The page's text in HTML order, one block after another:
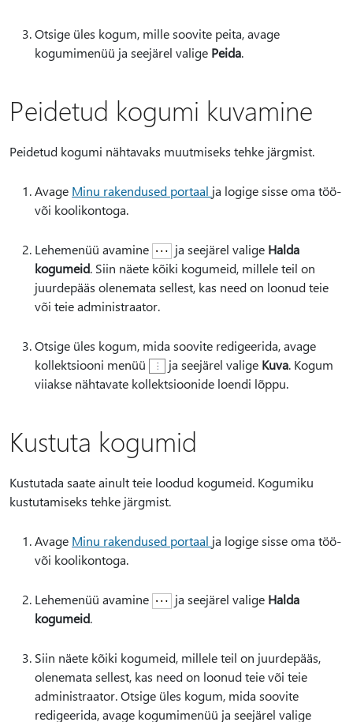
Otsige üles kogum, mille soovite peita, avage
kogumimenüü ja seejärel valige Peida.
Peidetud kogumi kuvamine
Peidetud kogumi nähtavaks muutmiseks tehke järgmist.
Avage Minu rakendused portaal ja logige sisse oma töö-
või koolikontoga.
Lehemenüü avamine ja seejärel valige Halda
kogumeid. Siin näete kõiki kogumeid, millele teil on
juurdepääs olenemata sellest, kas need on loonud teie
või teie administraator.
Otsige üles kogum, mida soovite redigeerida, avage
kollektsiooni menüü
ja seejärel valige Kuva. Kogum
viiakse nähtavate kollektsioonide loendi lõppu.
Kustuta kogumid
Kustutada saate ainult teie loodud kogumeid. Kogumiku
kustutamiseks tehke järgmist.
Avage Minu rakendused portaal ja logige sisse oma töö-
või koolikontoga.
Lehemenüü avamine ja seejärel valige Halda
kogumeid.
Siin näete kõiki kogumeid, millele teil on juurdepääs,
olenemata sellest, kas need on loonud teie või teie
administraator. Otsige üles kogum, mida soovite
redigeerida, avage kogumimenüü ja seejärel valige